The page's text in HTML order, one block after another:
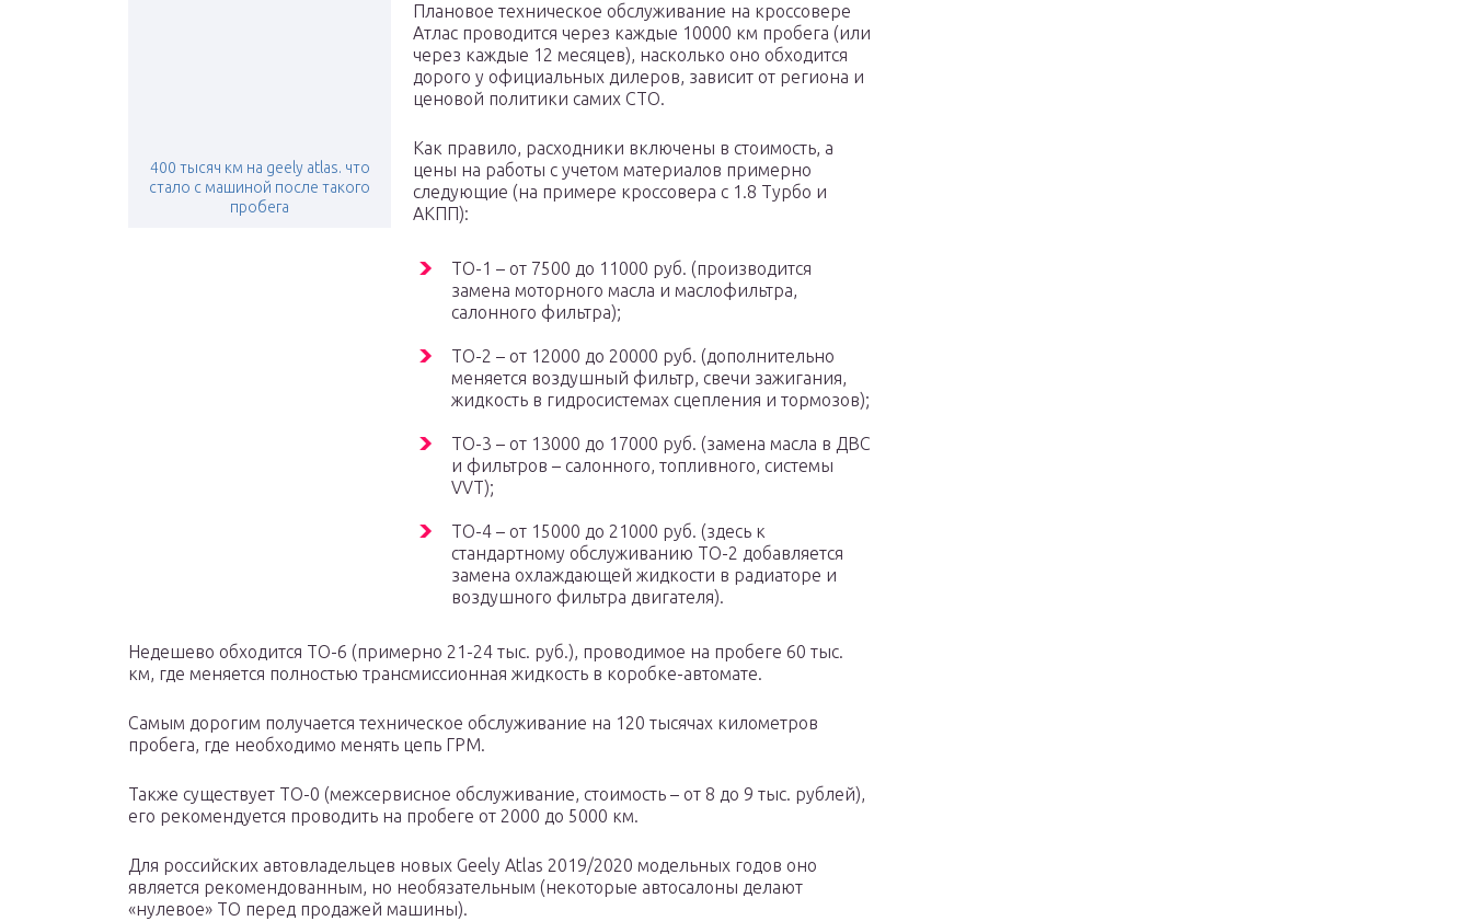
400 тысяч км на geely atlas. что
стало с машиной после такого
пробега
Плановое техническое обслуживание на кроссовере
Атлас проводится через каждые 10000 км пробега (или
через каждые 12 месяцев), насколько оно обходится
дорого у официальных дилеров, зависит от региона и
ценовой политики самих СТО.
Как правило, расходники включены в стоимость, а
цены на работы с учетом материалов примерно
следующие (на примере кроссовера с 1.8 Турбо и
АКПП):
ТО-1 – от 7500 до 11000 руб. (производится
замена моторного масла и маслофильтра,
салонного фильтра);
ТО-2 – от 12000 до 20000 руб. (дополнительно
меняется воздушный фильтр, свечи зажигания,
жидкость в гидросистемах сцепления и тормозов);
ТО-3 – от 13000 до 17000 руб. (замена масла в ДВС
и фильтров – салонного, топливного, системы
VVT);
ТО-4 – от 15000 до 21000 руб. (здесь к
стандартному обслуживанию ТО-2 добавляется
замена охлаждающей жидкости в радиаторе и
воздушного фильтра двигателя).
Недешево обходится ТО-6 (примерно 21-24 тыс. руб.), проводимое на пробеге 60 тыс.
км, где меняется полностью трансмиссионная жидкость в коробке-автомате.
Самым дорогим получается техническое обслуживание на 120 тысячах километров
пробега, где необходимо менять цепь ГРМ.
Также существует ТО-0 (межсервисное обслуживание, стоимость – от 8 до 9 тыс. рублей),
его рекомендуется проводить на пробеге от 2000 до 5000 км.
Для российских автовладельцев новых Geely Atlas 2019/2020 модельных годов оно
является рекомендованным, но необязательным (некоторые автосалоны делают
«нулевое» ТО перед продажей машины).